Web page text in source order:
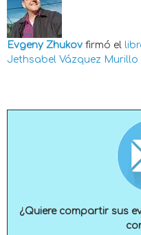
Evgeny Zhukov firmó el
Jethsabel Vázquez Murillo
¿Quiere compartir sus